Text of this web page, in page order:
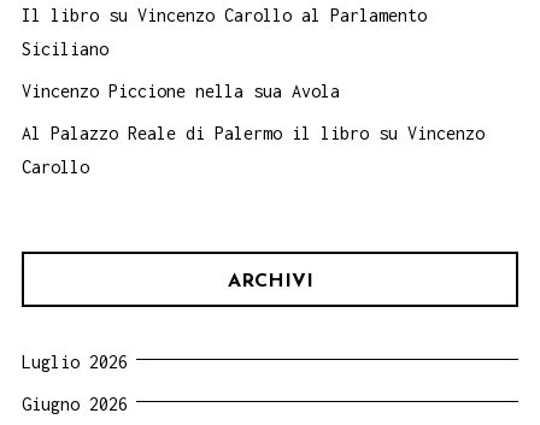
Il libro su Vincenzo Carollo al Parlamento
Siciliano
Vincenzo Piccione nella sua Avola
Al Palazzo Reale di Palermo il libro su Vincenzo
Carollo
ARCHIVI
Luglio 2026
Giugno 2026